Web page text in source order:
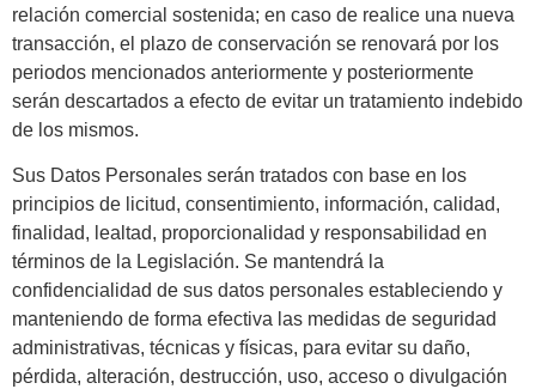
relación comercial sostenida; en caso de realice una nueva
transacción, el plazo de conservación se renovará por los
periodos mencionados anteriormente y posteriormente
serán descartados a efecto de evitar un tratamiento indebido
de los mismos.
Sus Datos Personales serán tratados con base en los
principios de licitud, consentimiento, información, calidad,
finalidad, lealtad, proporcionalidad y responsabilidad en
términos de la Legislación. Se mantendrá la
confidencialidad de sus datos personales estableciendo y
manteniendo de forma efectiva las medidas de seguridad
administrativas, técnicas y físicas, para evitar su daño,
pérdida, alteración, destrucción, uso, acceso o divulgación